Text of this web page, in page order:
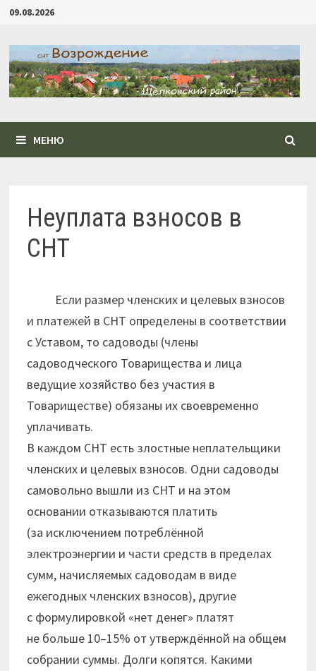
Перейти
содержимому
09.08.2026
МЕНЮ
Неуплата взносов в
СНТ
Если размер членских и целевых взносов
и платежей в СНТ определены в соответствии
с Уставом, то садоводы (члены
садоводческого Товарищества и лица
ведущие хозяйство без участия в
Товариществе) обязаны их своевременно
уплачивать.
В каждом СНТ есть злостные неплательщики
членских и целевых взносов. Одни садоводы
самовольно вышли из СНТ и на этом
основании отказываются платить
(за исключением потреблённой
электроэнергии и части средств в пределах
сумм, начисляемых садоводам в виде
ежегодных членских взносов), другие
с формулировкой «нет денег» платят
не больше 10–15% от утверждённой на общем
собрании суммы. Долги копятся. Какими